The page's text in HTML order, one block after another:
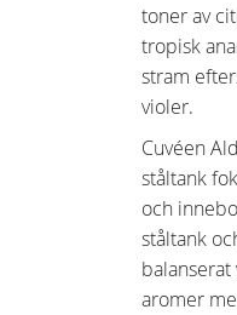
toner av
tropisk
stram
violer.
Cuvéen
ståltank
och
ståltank
aromer